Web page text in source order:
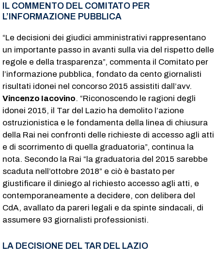
IL COMMENTO DEL COMITATO PER
L’INFORMAZIONE PUBBLICA
“Le decisioni dei giudici amministrativi rappresentano
un importante passo in avanti sulla via del rispetto delle
regole e della trasparenza”, commenta il Comitato per
l’informazione pubblica, fondato da cento giornalisti
risultati idonei nel concorso 2015 assistiti dall’avv.
Vincenzo Iacovino. “Riconoscendo le ragioni degli
idonei 2015, il Tar del Lazio ha demolito l’azione
ostruzionistica e le fondamenta della linea di chiusura
della Rai nei confronti delle richieste di accesso agli atti
e di scorrimento di quella graduatoria”, continua la
nota. Secondo la Rai “la graduatoria del 2015 sarebbe
scaduta nell’ottobre 2018” e ciò è bastato per
giustificare il diniego al richiesto accesso agli atti, e
contemporaneamente a decidere, con delibera del
CdA, avallato da pareri legali e da spinte sindacali, di
assumere 93 giornalisti professionisti.
LA DECISIONE DEL TAR DEL LAZIO